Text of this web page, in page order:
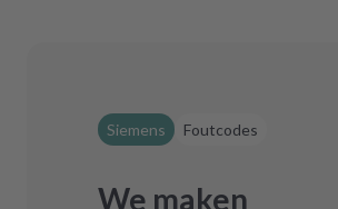
Siemens Foutcodes
We maken